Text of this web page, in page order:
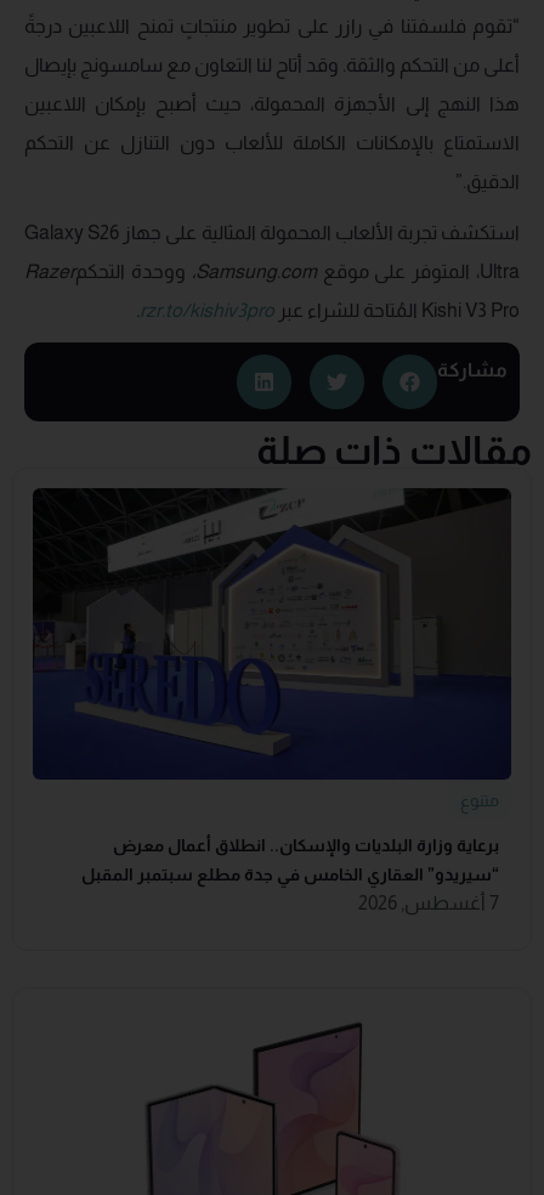
“تقوم فلسفتنا في رازر على تطوير منتجاتٍ تمنح اللاعبين درجةً
أعلى من التحكم والثقة. وقد أتاح لنا التعاون مع سامسونج بإيصال
هذا النهج إلى الأجهزة المحمولة، حيث أصبح بإمكان اللاعبين
الاستمتاع بالإمكانات الكاملة للألعاب دون التنازل عن التحكم
الدقيق.”
استكشف تجربة الألعاب المحمولة المثالية على جهاز Galaxy S26
Ultra، المتوفر على موقع
Samsung.com، ووحدة التحكمRazer
Kishi V3 Pro المُتاحة للشراء عبر
rzr.to/kishiv3pro
مشاركة
مقالات ذات صلة
متنوع
برعاية وزارة البلديات والإسكان.. انطلاق أعمال معرض
“سيريدو” العقاري الخامس في جدة مطلع سبتمبر المقبل
7 أغسطس, 2026